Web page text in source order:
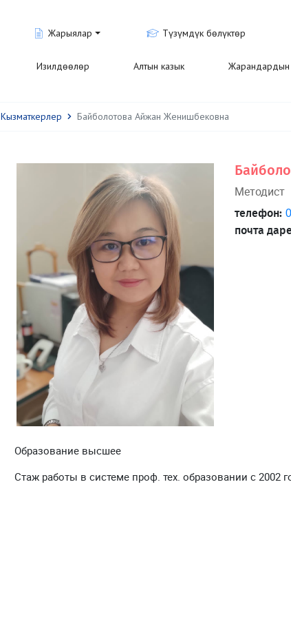
Жарыялар Түзүмдүк бөлүктөр
Изилдөөлөр Алтын казык Жарандардын
Кызматкерлер Байболотова Айжан Женишбековна
Методист
телефон:
почта
Образование высшее
Стаж работы в системе проф. тех. образовании с 2002